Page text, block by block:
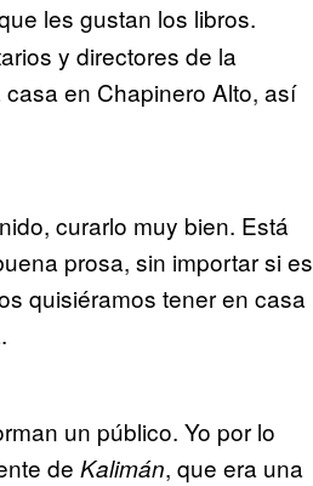
les gustan los libros.
y directores de la
en Chapinero Alto, así
curarlo muy bien. Está
prosa, sin importar si es
quisiéramos tener en casa
un público. Yo por lo
de Kalimán, que era una